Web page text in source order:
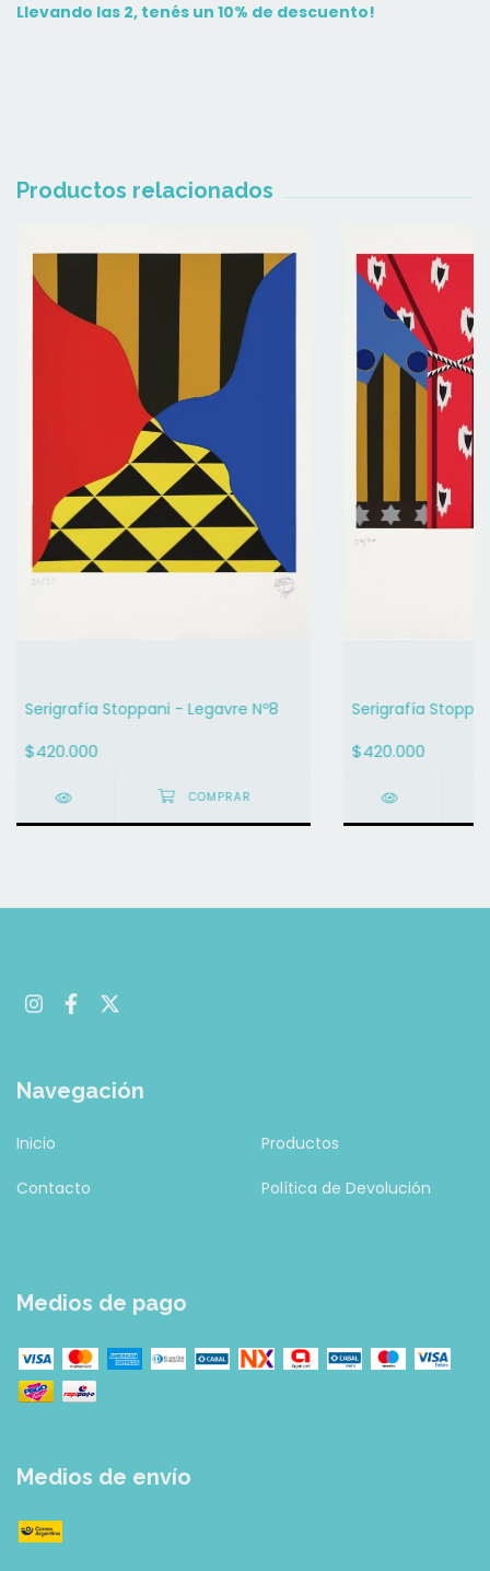
Llevando las 2, tenés un 10% de descuento!
Productos relacionados
Serigrafía Stoppani - Legavre Nº8
$420.000
Serigrafía
$420.000
Navegación
Inicio Productos
Contacto Política de Devolución
Medios de pago
Medios de envío